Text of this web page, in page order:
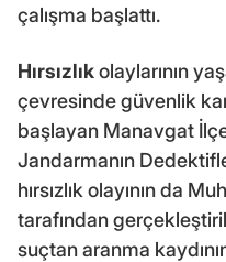
çalışma başlattı.
Hırsızlıkolaylarının
çevresinde güvenlik
başlayan Manavgat
Jandarmanın
hırsızlık olayının da
tarafından
suçtan aranma